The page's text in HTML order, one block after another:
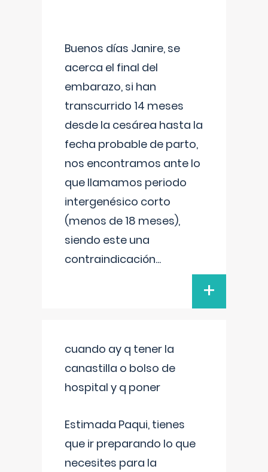
Buenos días Janire, se
acerca el final del
embarazo, si han
transcurrido 14 meses
desde la cesárea hasta la
fecha probable de parto,
nos encontramos ante lo
que llamamos periodo
intergenésico corto
(menos de 18 meses),
siendo este una
contraindicación...
+
cuando ay q tener la
canastilla o bolso de
hospital y q poner
Estimada Paqui, tienes
que ir preparando lo que
necesites para la